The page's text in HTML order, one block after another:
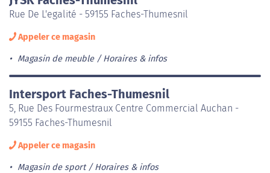
Rue De L'egalité - 59155 Faches-Thumesnil
Appeler ce magasin
Magasin de meuble Horaires & infos
Intersport Faches-Thumesnil
5, Rue Des Fourmestraux Centre Commercial Auchan -
59155 Faches-Thumesnil
Appeler ce magasin
Magasin de sport Horaires & infos